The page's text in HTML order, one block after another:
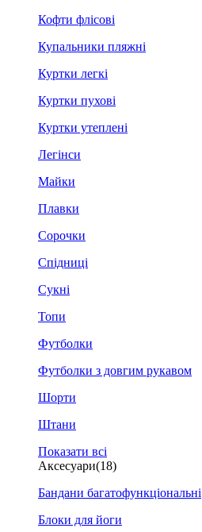
Кофти флісові
Купальники пляжні
Куртки легкі
Куртки пухові
Куртки утеплені
Легінси
Майки
Плавки
Сорочки
Спідниці
Сукні
Топи
Футболки
Футболки з довгим рукавом
Шорти
Штани
Показати всі
Аксесуари(18)
Бандани багатофункціональні
Блоки для йоги